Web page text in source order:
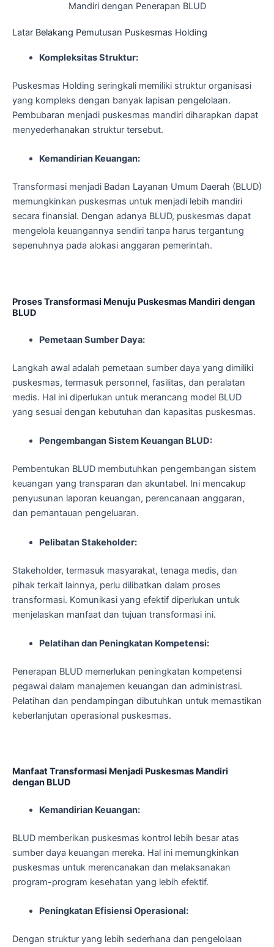
Mandiri dengan Penerapan BLUD
Latar Belakang Pemutusan Puskesmas Holding
Kompleksitas Struktur:
Puskesmas Holding seringkali memiliki struktur organisasi
yang kompleks dengan banyak lapisan pengelolaan.
Pembubaran menjadi puskesmas mandiri diharapkan dapat
menyederhanakan struktur tersebut.
Kemandirian Keuangan:
Transformasi menjadi Badan Layanan Umum Daerah (BLUD)
memungkinkan puskesmas untuk menjadi lebih mandiri
secara finansial. Dengan adanya BLUD, puskesmas dapat
mengelola keuangannya sendiri tanpa harus tergantung
sepenuhnya pada alokasi anggaran pemerintah.
Proses Transformasi Menuju Puskesmas Mandiri dengan
BLUD
Pemetaan Sumber Daya:
Langkah awal adalah pemetaan sumber daya yang dimiliki
puskesmas, termasuk personnel, fasilitas, dan peralatan
medis. Hal ini diperlukan untuk merancang model BLUD
yang sesuai dengan kebutuhan dan kapasitas puskesmas.
Pengembangan Sistem Keuangan BLUD:
Pembentukan BLUD membutuhkan pengembangan sistem
keuangan yang transparan dan akuntabel. Ini mencakup
penyusunan laporan keuangan, perencanaan anggaran,
dan pemantauan pengeluaran.
Pelibatan Stakeholder:
Stakeholder, termasuk masyarakat, tenaga medis, dan
pihak terkait lainnya, perlu dilibatkan dalam proses
transformasi. Komunikasi yang efektif diperlukan untuk
menjelaskan manfaat dan tujuan transformasi ini.
Pelatihan dan Peningkatan Kompetensi:
Penerapan BLUD memerlukan peningkatan kompetensi
pegawai dalam manajemen keuangan dan administrasi.
Pelatihan dan pendampingan dibutuhkan untuk memastikan
keberlanjutan operasional puskesmas.
Manfaat Transformasi Menjadi Puskesmas Mandiri
dengan BLUD
Kemandirian Keuangan:
BLUD memberikan puskesmas kontrol lebih besar atas
sumber daya keuangan mereka. Hal ini memungkinkan
puskesmas untuk merencanakan dan melaksanakan
program-program kesehatan yang lebih efektif.
Peningkatan Efisiensi Operasional:
Dengan struktur yang lebih sederhana dan pengelolaan